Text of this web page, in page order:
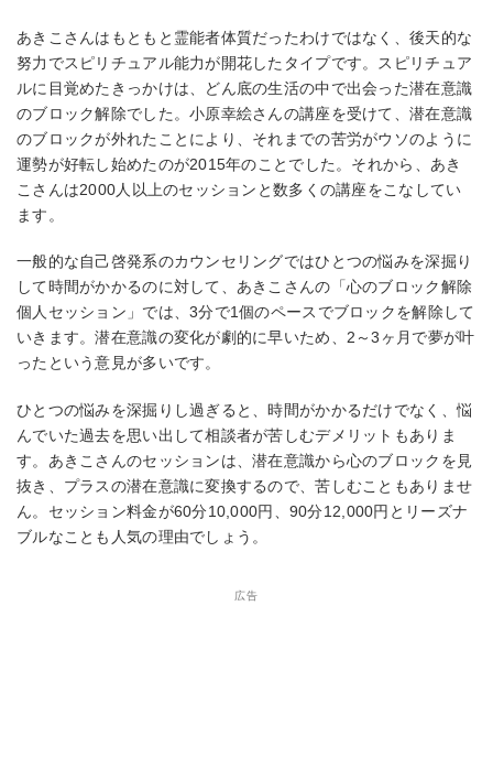
あきこさんはもともと霊能者体質だったわけではなく、後天的な
努力でスピリチュアル能力が開花したタイプです。スピリチュア
ルに目覚めたきっかけは、どん底の生活の中で出会った潜在意識
のブロック解除でした。小原幸絵さんの講座を受けて、潜在意識
のブロックが外れたことにより、それまでの苦労がウソのように
運勢が好転し始めたのが2015年のことでした。それから、あき
こさんは2000人以上のセッションと数多くの講座をこなしてい
ます。
一般的な自己啓発系のカウンセリングではひとつの悩みを深掘り
して時間がかかるのに対して、あきこさんの「心のブロック解除
個人セッション」では、3分で1個のペースでブロックを解除して
いきます。潜在意識の変化が劇的に早いため、2～3ヶ月で夢が叶
ったという意見が多いです。
ひとつの悩みを深掘りし過ぎると、時間がかかるだけでなく、悩
んでいた過去を思い出して相談者が苦しむデメリットもありま
す。あきこさんのセッションは、潜在意識から心のブロックを見
抜き、プラスの潜在意識に変換するので、苦しむこともありませ
ん。セッション料金が60分10,000円、90分12,000円とリーズナ
ブルなことも人気の理由でしょう。
広告